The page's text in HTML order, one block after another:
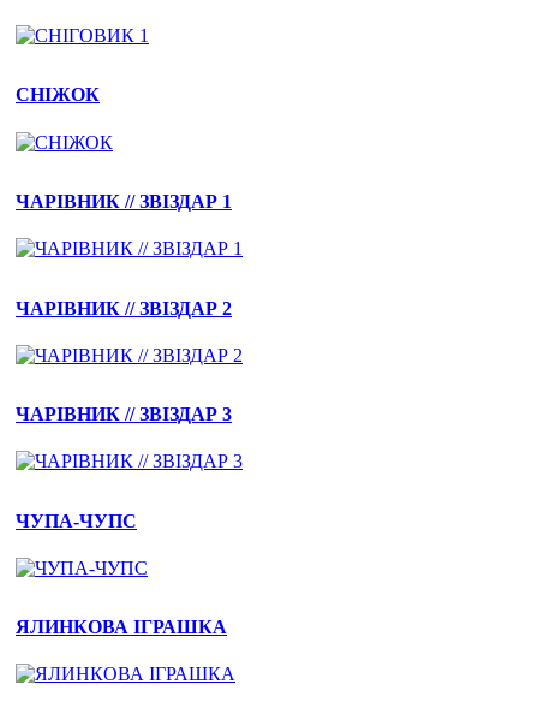
СНІЖОК
ЧАРІВНИК // ЗВІЗДАР 1
ЧАРІВНИК // ЗВІЗДАР 2
ЧАРІВНИК // ЗВІЗДАР 3
ЧУПА-ЧУПС
ЯЛИНКОВА ІГРАШКА